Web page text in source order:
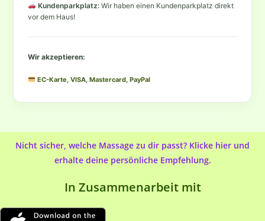
Kundenparkplatz: Wir haben einen Kundenparkplatz direkt
vor dem Haus!
Wir akzeptieren:
EC-Karte, VISA, Mastercard, PayPal
Nicht sicher, welche Massage zu dir passt? Klicke hier und
erhalte deine persönliche Empfehlung.
In Zusammenarbeit mit